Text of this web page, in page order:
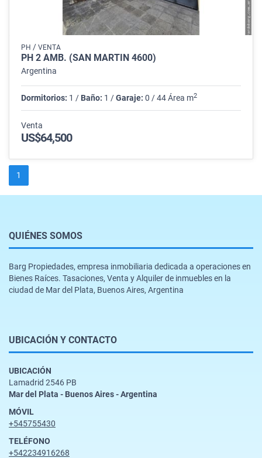
PH / VENTA
PH 2 AMB. (SAN MARTÍN 4600)
Argentina
Dormitorios: 1 / Baño: 1 /Garaje: 0 / 44 Área m2
Venta
US$64,500
1
QUIÉNES SOMOS
Barg Propiedades, empresa inmobiliaria dedicada a operaciones en
Bienes Raíces. Tasaciones, Venta y Alquiler de inmuebles en la
ciudad de Mar del Plata, Buenos Aires, Argentina
UBICACIÓN Y CONTACTO
UBICACIÓN
Lamadrid 2546 PB
Mar del Plata - Buenos Aires - Argentina
MÓVIL
+545755430
TELÉFONO
+542234916268